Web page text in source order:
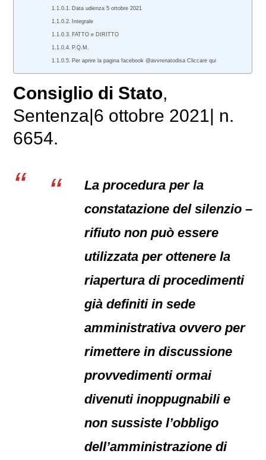
Data udienza 5 ottobre 2021
Integrale
FATTO e DIRITTO
P.Q.M.
Per aprire la pagina facebook @avvrenatodisa Cliccare qui
Consiglio di Stato,
Sentenza|6 ottobre 2021| n.
6654.
La procedura per la
constatazione del silenzio –
rifiuto non può essere
utilizzata per ottenere la
riapertura di procedimenti
già definiti in sede
amministrativa ovvero per
rimettere in discussione
provvedimenti ormai
divenuti inoppugnabili e
non sussiste l’obbligo
dell’amministrazione di